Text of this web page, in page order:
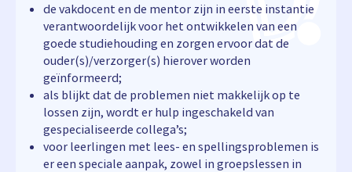
de vakdocent en de mentor zijn in eerste instantie
verantwoordelijk voor het ontwikkelen van een
goede studiehouding en zorgen ervoor dat de
ouder(s)/verzorger(s) hierover worden
geïnformeerd;
als blijkt dat de problemen niet makkelijk op te
lossen zijn, wordt er hulp ingeschakeld van
gespecialiseerde collega’s;
voor leerlingen met lees- en spellingsproblemen is
er een speciale aanpak, zowel in groepslessen in